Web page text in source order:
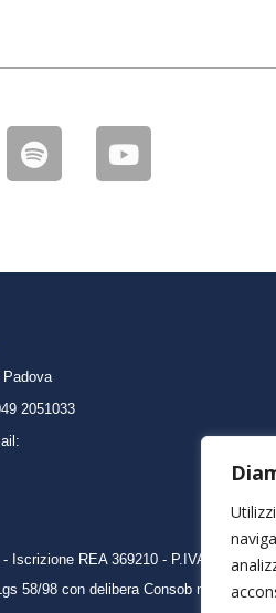
2051033
Iscrizione REA 369210 - P.IVA e C.F.
58/98 con delibera Consob n. 13076